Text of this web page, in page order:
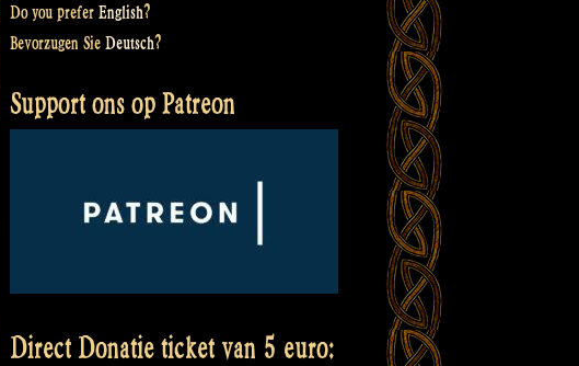
Do you prefer English?
Bevorzugen Sie Deutsch?
Support ons op Patreon
Direct Donatie ticket van 5 euro: